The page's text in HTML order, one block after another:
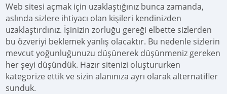
Web sitesi açmak için uzaklaştığınız bunca zamanda,
aslında sizlere ihtiyacı olan kişileri kendinizden
uzaklaştırdınız. İşinizin zorluğu gereği elbette sizlerden
bu özveriyi beklemek yanlış olacaktır. Bu nedenle sizlerin
mevcut yoğunluğunuzu düşünerek düşünmeniz gereken
her şeyi düşündük. Hazır sitenizi oluştururken
kategorize ettik ve sizin alanınıza ayrı olarak alternatifler
sunduk.